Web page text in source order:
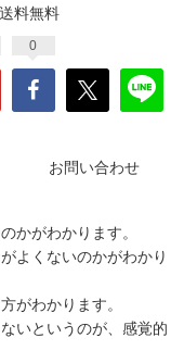
料無料
0
お問い合わせ
かがわかります。
よくないのかがわかり
がわかります。
いというのが、感覚的